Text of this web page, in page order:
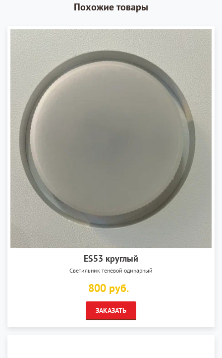
Похожие товары
ES53 круглый
Светильник теневой одинарный
800 руб.
ЗАКАЗАТЬ